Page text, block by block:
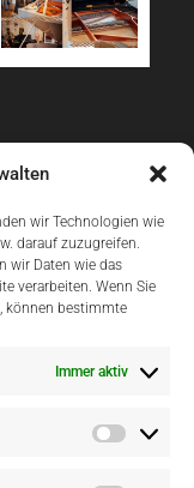
wir Technologien wie
darauf zuzugreifen.
wir Daten wie das
verarbeiten. Wenn Sie
können bestimmte
Immer aktiv